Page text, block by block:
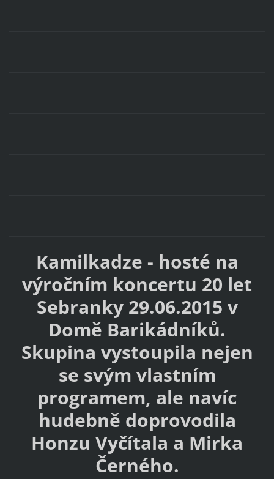
Kamilkadze - hosté na
výročním koncertu 20 let
Sebranky 29.06.2015 v
Domě Barikádníků.
Skupina vystoupila nejen
se svým vlastním
programem, ale navíc
hudebně doprovodila
Honzu Vyčítala a Mirka
Černého.